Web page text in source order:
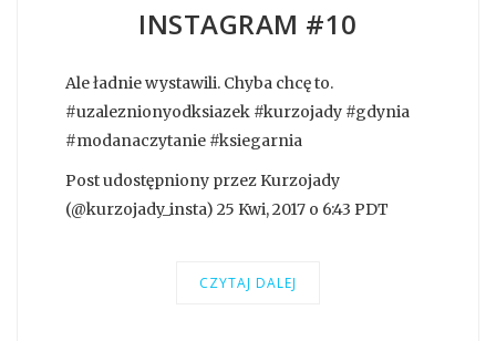
INSTAGRAM #10
Ale ładnie wystawili. Chyba chcę to.
#uzaleznionyodksiazek #kurzojady #gdynia
#modanaczytanie #ksiegarnia
Post udostępniony przez Kurzojady
(@kurzojady_insta) 25 Kwi, 2017 o 6:43 PDT
CZYTAJ DALEJ